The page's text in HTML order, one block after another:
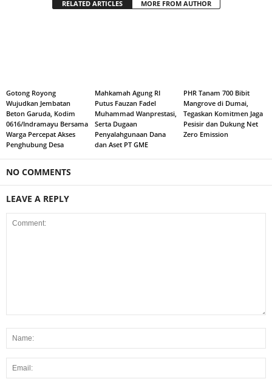
RELATED ARTICLES MORE FROM AUTHOR
Gotong Royong
Wujudkan Jembatan
Beton Garuda, Kodim
0616/Indramayu Bersama
Warga Percepat Akses
Penghubung Desa
Mahkamah Agung RI
Putus Fauzan Fadel
Muhammad Wanprestasi,
Serta Dugaan
Penyalahgunaan Dana
dan Aset PT GME
PHR Tanam 700 Bibit
Mangrove di Dumai,
Tegaskan Komitmen Jaga
Pesisir dan Dukung Net
Zero Emission
NO COMMENTS
LEAVE A REPLY